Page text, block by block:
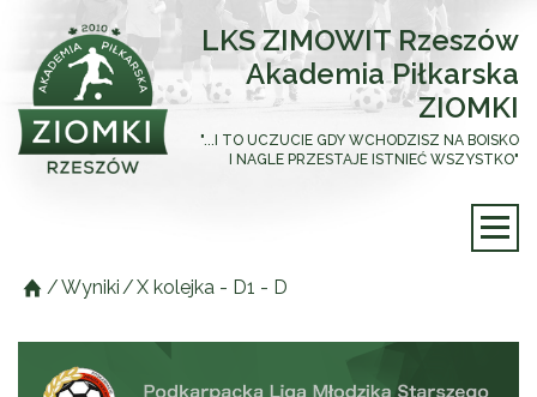
LKS ZIMOWIT Rzeszów
Akademia Piłkarska
ZIOMKI
"...I TO UCZUCIE GDY WCHODZISZ NA BOISKO
I NAGLE PRZESTAJE ISTNIEĆ WSZYSTKO"
/Wyniki /X kolejka - D1 - D